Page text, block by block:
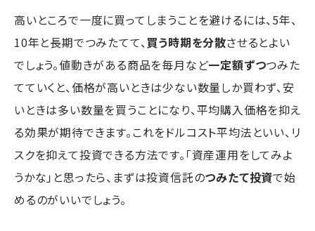
高いところで一度に買ってしまうことを避けるには、5年、
10年と長期でつみたてて、買う時期を分散させるとよい
でしょう。値動きがある商品を毎月など一定額ずつつみた
てていくと、価格が高いときは少ない数量しか買わず、安
いときは多い数量を買うことになり、平均購入価格を抑え
る効果が期待できます。これをドルコスト平均法といい、リ
スクを抑えて投資できる方法です。「資産運用をしてみよ
うかな」と思ったら、まずは投資信託のつみたて投資で始
めるのがいいでしょう。